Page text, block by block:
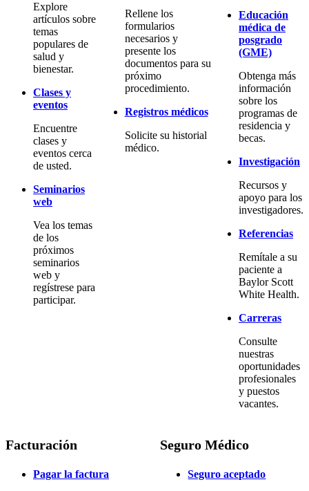
Explore
artículos sobre
temas
populares de
salud y
bienestar.
Clases y
eventos
Encuentre
clases y
eventos cerca
de usted.
Seminarios
web
Vea los temas
de los
próximos
seminarios
web y
regístrese para
participar.
Rellene los
formularios
necesarios y
presente los
documentos para su
próximo
procedimiento.
Registros médicos
Solicite su historial
médico.
Educación
médica de
posgrado
(GME)
Obtenga más
información
sobre los
programas de
residencia y
becas.
Investigación
Recursos y
apoyo para los
investigadores.
Referencias
Remítale a su
paciente a
Baylor Scott
White Health.
Carreras
Consulte
nuestras
oportunidades
profesionales
y puestos
vacantes.
Facturación
Pagar la factura
Seguro Médico
Seguro aceptado